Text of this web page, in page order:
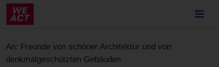
Skip
content
An: Freunde von schöner Architektur und von
denkmalgeschützten Gebäuden